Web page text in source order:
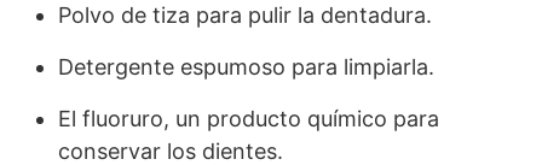
Polvo de tiza para pulir la dentadura.
Detergente espumoso para limpiarla.
El fluoruro, un producto químico para
conservar los dientes.